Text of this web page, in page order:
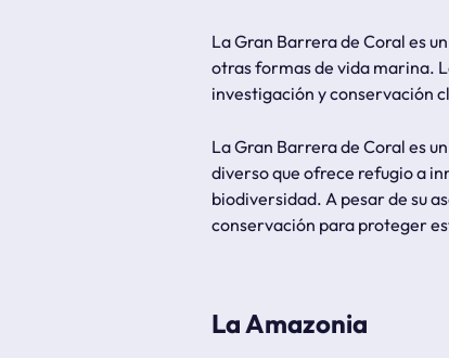
La Gran Barrera de Coral es
otras formas de vida marina.
investigación y conservación
La Gran Barrera de Coral es
diverso que ofrece refugio a
biodiversidad. A pesar de su
conservación para proteger
La Amazonia